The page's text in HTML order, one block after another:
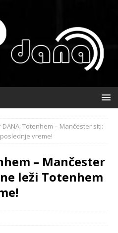
DANA: Totenhem – Mančester siti:
vreme!
– Mančester
leži Totenhem